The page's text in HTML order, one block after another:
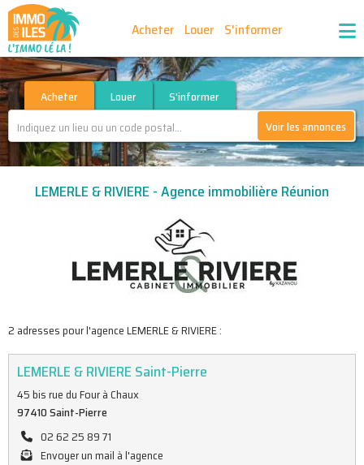
Acheter Louer S'informer
Publiez vos annonces Nos agences partenaires
Nos outils Ma sélection d'annonces
Recrutement Partenaires
Acheter Louer
S'informer
Voir les annonces
LEMERLE & RIVIERE - Agence immobilière Réunion
2 adresses pour l'agence LEMERLE & RIVIERE :
LEMERLE & RIVIERE Saint-Pierre
45 bis rue du Four à Chaux
97410 Saint-Pierre
02 62 25 89 71
Envoyer un mail à l'agence